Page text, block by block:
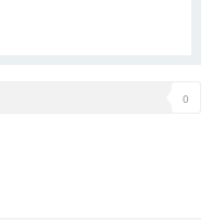
0